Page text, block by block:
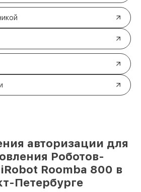
авторизации для
Роботов-
Roomba 800 в
Петербурге